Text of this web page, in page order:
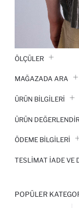
ÖLÇÜLER
MAĞAZADA ARA
ÜRÜN BILGILERI
ÜRÜN
ÖDEME BİLGİLERİ
TESLIMAT İADE VE
POPÜLER